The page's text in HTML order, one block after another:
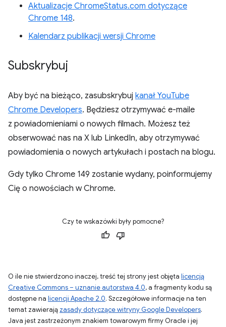
Aktualizacje ChromeStatus.com dotyczące
Chrome 148.
Kalendarz publikacji wersji Chrome
Subskrybuj
Aby być na bieżąco, zasubskrybuj kanał YouTube
Chrome Developers. Będziesz otrzymywać e-maile
z powiadomieniami o nowych filmach. Możesz też
obserwować nas na X lub LinkedIn, aby otrzymywać
powiadomienia o nowych artykułach i postach na blogu.
Gdy tylko Chrome 149 zostanie wydany, poinformujemy
Cię o nowościach w Chrome.
Czy te wskazówki były pomocne?
O ile nie stwierdzono inaczej, treść tej strony jest objęta licencją
Creative Commons – uznanie autorstwa 4.0, a fragmenty kodu są
dostępne na licencji Apache 2.0. Szczegółowe informacje na ten
temat zawierają zasady dotyczące witryny Google Developers.
Java jest zastrzeżonym znakiem towarowym firmy Oracle i jej